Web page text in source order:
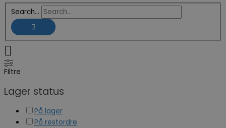
Search...
Filtre
Lager status
På lager
På restordre